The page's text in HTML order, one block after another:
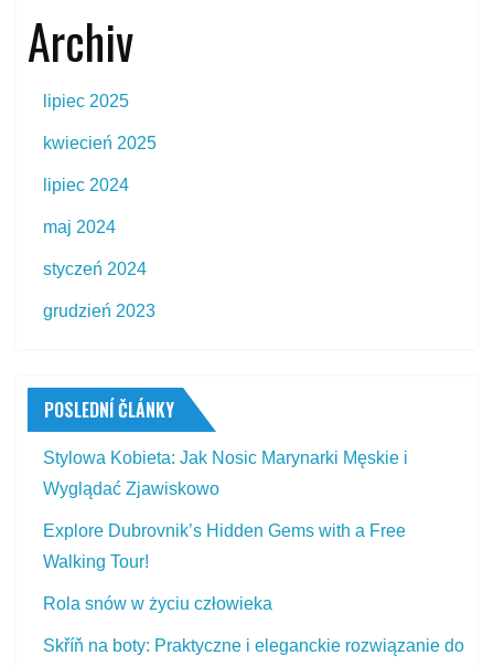
Archiv
lipiec 2025
kwiecień 2025
lipiec 2024
maj 2024
styczeń 2024
grudzień 2023
POSLEDNÍ ČLÁNKY
Stylowa Kobieta: Jak Nosic Marynarki Męskie i
Wyglądać Zjawiskowo
Explore Dubrovnik’s Hidden Gems with a Free
Walking Tour!
Rola snów w życiu człowieka
Skříň na boty: Praktyczne i eleganckie rozwiązanie do